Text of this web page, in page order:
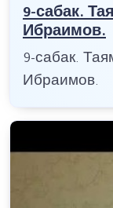
9-сабак.
Ибраимов.
9-сабак.
Ибраимов.